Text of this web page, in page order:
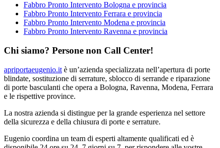
Fabbro Pronto Intervento Bologna e provincia
Fabbro Pronto Intervento Ferrara e provincia
Fabbro Pronto Intervento Modena e provincia
Fabbro Pronto Intervento Ravenna e provincia
Chi siamo? Persone non Call Center!
apriportaeugenio.it è un’azienda specializzata nell’apertura di porte
blindate, sostituzione di serrature, sblocco di serrande e riparazione
di porte basculanti che opera a Bologna, Ravenna, Modena, Ferrara
e le rispettive province.
La nostra azienda si distingue per la grande esperienza nel settore
della sicurezza e della chiusura di porte e serrature.
Eugenio coordina un team di esperti altamente qualificati ed è